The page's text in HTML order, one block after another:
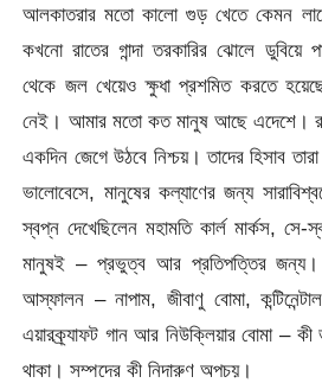
আলকাতরার মতো কালো গুড় খেতে কেমন
কখনো রাতের গান্দা তরকারির ঝোলে ডুবিয়ে
থেকে জল খেয়েও ক্ষুধা প্রশমিত করতে
নেই। আমার মতো কত মানুষ আছে এদেশে।
একদিন জেগে উঠবে নিশ্চয়। তাদের হিসাব
ভালোবেসে, মানুষের কল্যাণের জন্য
স্বপ্ন দেখেছিলেন মহামতি কার্ল মার্কস,
মানুষই – প্রভুত্ব আর প্রতিপত্তির জন্য।
আস্ফালন – নাপাম, জীবাণু বোমা, কন্টিনেন্টাল
এয়ারক্র্যাফট গান আর নিউক্লিয়ার বোমা – কী
থাকা। সম্পদের কী নিদারুণ অপচয়।